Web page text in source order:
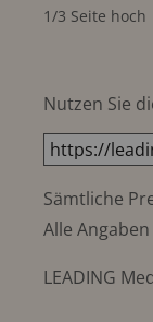
1/3 Seite hoch
Nutzen Sie
Sämtliche
Alle
LEADING